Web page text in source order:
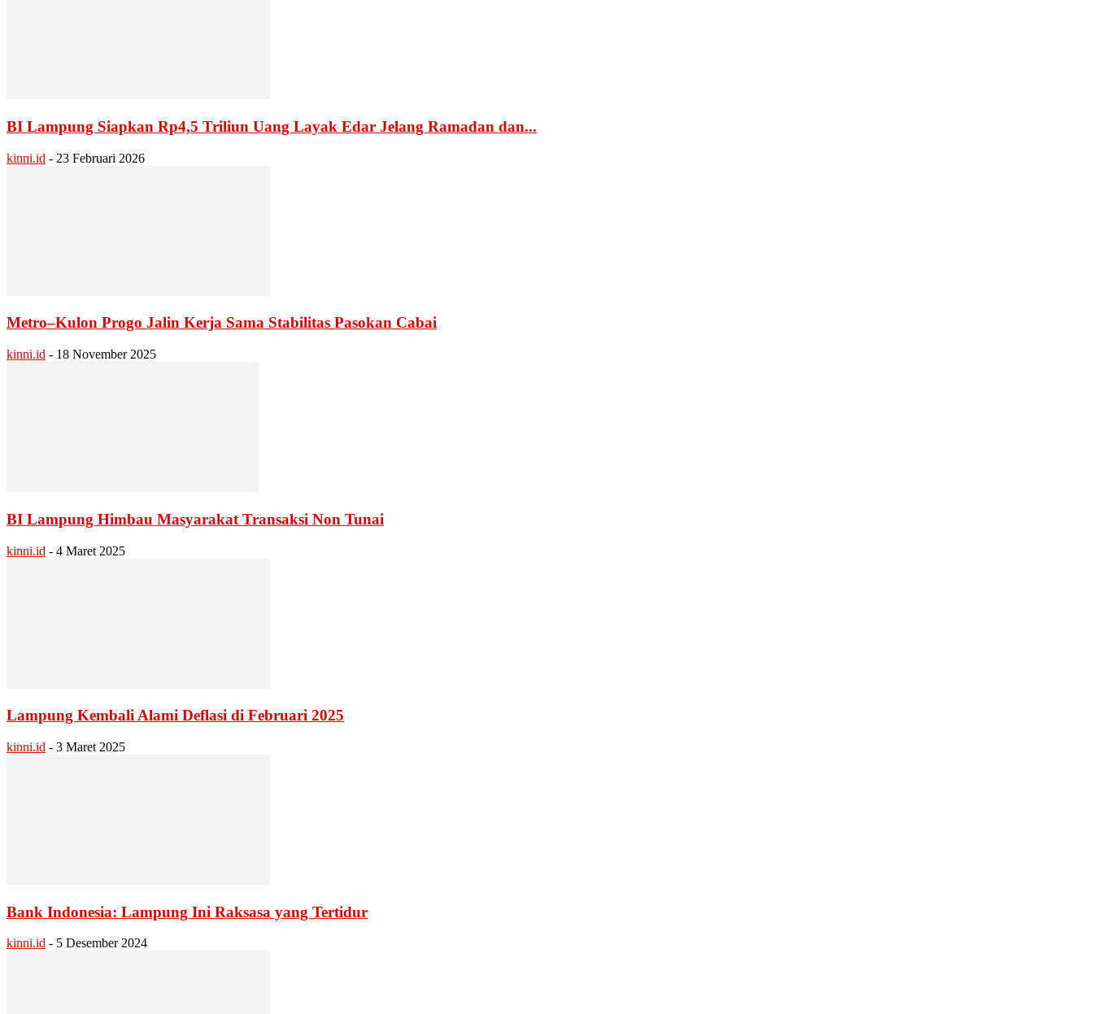
BI Lampung Siapkan Rp4,5 Triliun Uang Layak Edar Jelang Ramadan dan...
kinni.id - 23 Februari 2026
Metro–Kulon Progo Jalin Kerja Sama Stabilitas Pasokan Cabai
kinni.id - 18 November 2025
BI Lampung Himbau Masyarakat Transaksi Non Tunai
kinni.id - 4 Maret 2025
Lampung Kembali Alami Deflasi di Februari 2025
kinni.id - 3 Maret 2025
Bank Indonesia: Lampung Ini Raksasa yang Tertidur
kinni.id - 5 Desember 2024